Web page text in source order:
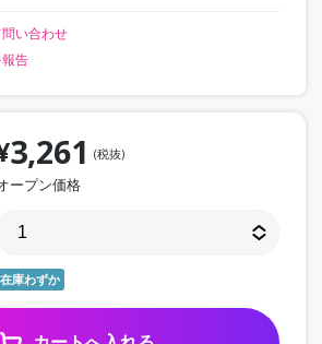
い合わせ
告
3,261 (税抜)
ープン価格
在庫わずか